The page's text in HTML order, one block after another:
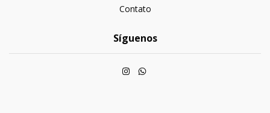
Contato
Síguenos